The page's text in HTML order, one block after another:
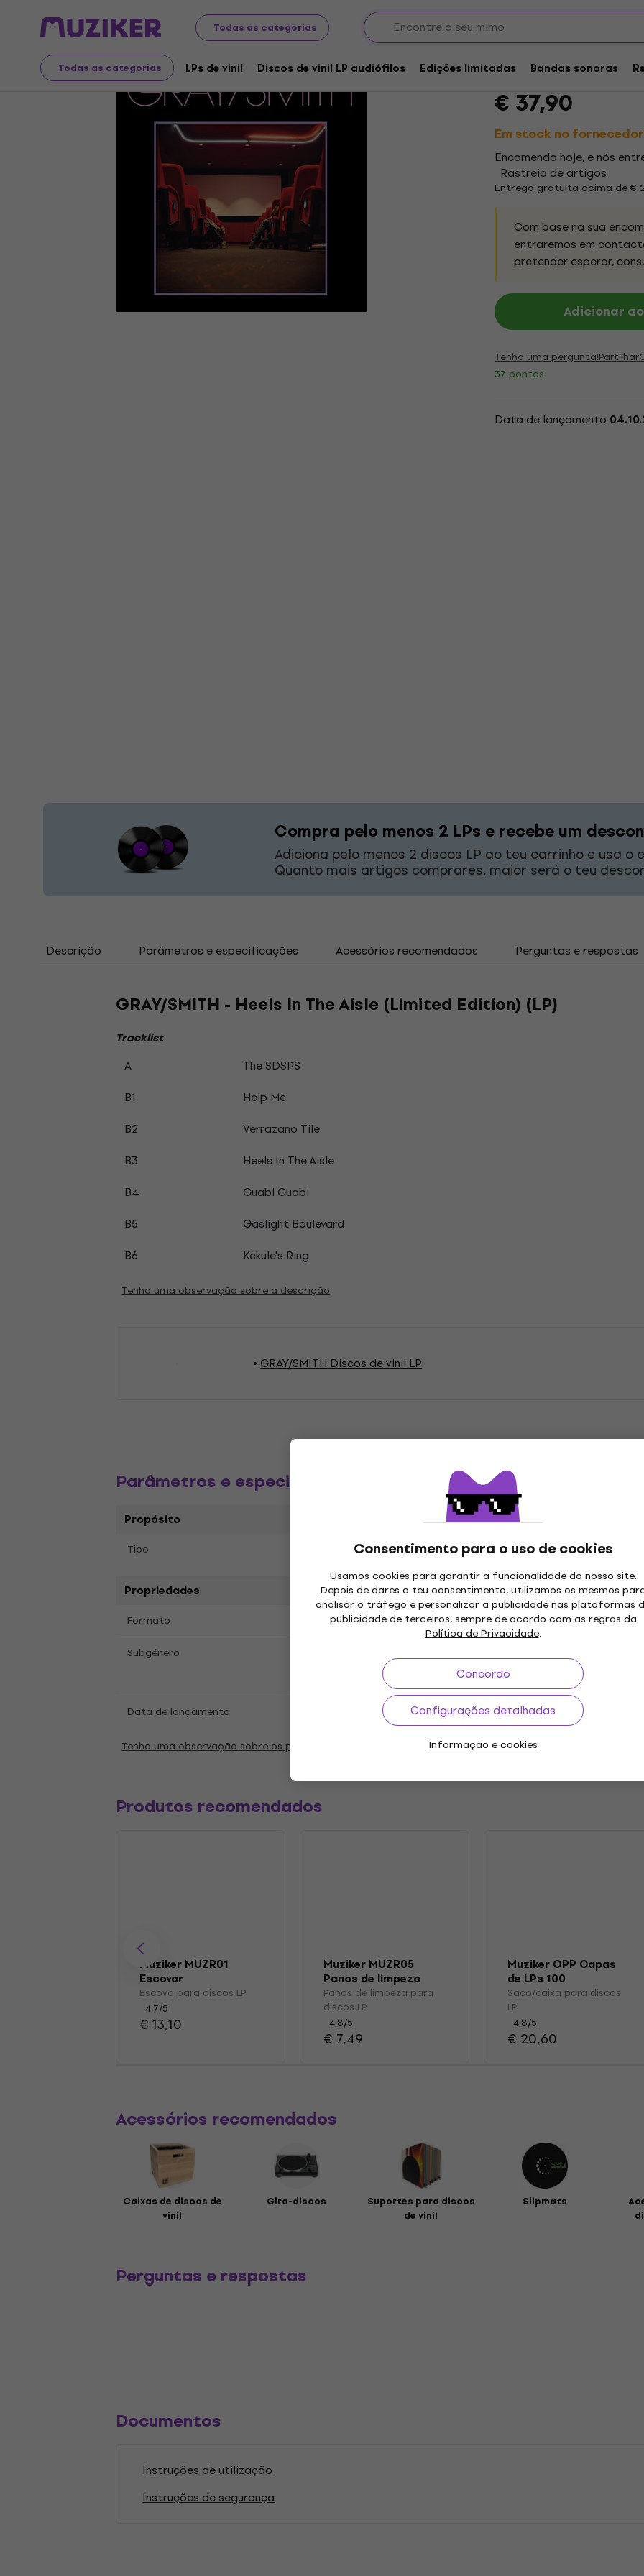
Todas as categorias
Todas as categorias LPs de vinil Discos de vinil LP audiófilos Edições limitadas Bandas sonoras
Consentimento para o uso de cookies
Usamos cookies para garantir a funcionalidade do nosso site.
Depois de dares o teu consentimento, utilizamos os mesmos
analisar o tráfego e personalizar a publicidade nas plataformas
publicidade de terceiros, sempre de acordo com as regras da
Política de Privacidade.
Concordo
Configurações detalhadas
Informação e cookies
Discos LP e CDs LPs de vinil
GRAY/SMITH -
Marca: GRAY/SMITHCódigo do
€ 37,90
Em stock no fornecedor
Encomenda hoje, e nós
Rastreio de artigos
Entrega gratuita acima de €
Com base na sua
entraremos em
pretender esperar,
Adicionar
Tenho uma pergunta!Partilhar
37 pontos
Data de lançamento
Compra pelo menos 2 LPs e recebe um
Adiciona pelo menos 2 discos LP ao teu carrinho e usa
Quanto mais artigos comprares, maior será o teu
Descrição Parâmetros e especificações Acessórios recomendados Perguntas e respostas
GRAY/SMITH - Heels In The Aisle (Limited Edition) (LP)
Tracklist
A
The SDSPS
B1
Help Me
B2
Verrazano Tile
B3
Heels In The Aisle
B4
Guabi Guabi
B5
Gaslight Boulevard
B6
Kekule's Ring
Tenho uma observação sobre a descrição
GRAY/SMITH Discos de vinil LP
Parâmetros e especificações
Propósito
Tipo
Propriedades
Formato
Género
Subgénero
Psychedelic
Data de lançamento Etiqueta
Tenho uma observação sobre os parâmetros
Produtos recomendados
Muziker MUZR01
Escovar
Escova para discos LP
4,7/5
€ 13,10
Muziker MUZR05
Panos de limpeza
para discos LP
Panos de limpeza para
discos LP
4,8/5
€ 7,49
Muziker OPP Capas
de LPs 100
Saco/caixa para discos
LP
4,8/5
€ 20,60
Acessórios recomendados
Caixas de discos de
vinil
Gira-discos
Suportes para discos
de vinil
Slipmats
Perguntas e respostas
Documentos
Instruções de utilização
Instruções de segurança